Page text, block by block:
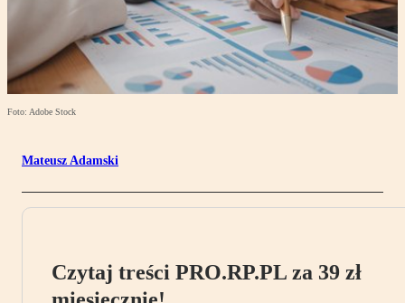
Foto: Adobe Stock
Mateusz Adamski
Czytaj treści PRO.RP.PL za 39 zł